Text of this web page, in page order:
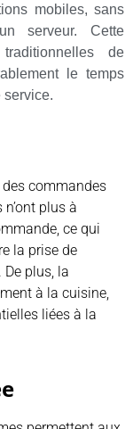
mobiles, sans
serveur. Cette
de
le temps
service.
des commandes
plus à
ce qui
la prise de
plus, la
à la cuisine,
liées à la